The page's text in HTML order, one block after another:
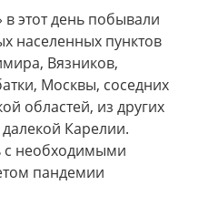
в этот день побывали
населенных пунктов
Вязников,
Москвы, соседних
областей, из других
Карелии.
с необходимыми
пандемии